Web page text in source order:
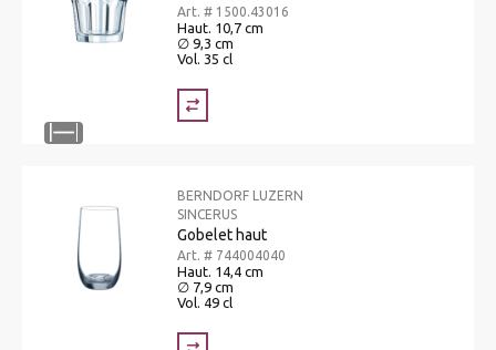
Art. # 1500.43016
Haut. 10,7 cm
∅ 9,3 cm
Vol. 35 cl
BERNDORF LUZERN
SINCERUS
Gobelet haut
Art. # 744004040
Haut. 14,4 cm
∅ 7,9 cm
Vol. 49 cl